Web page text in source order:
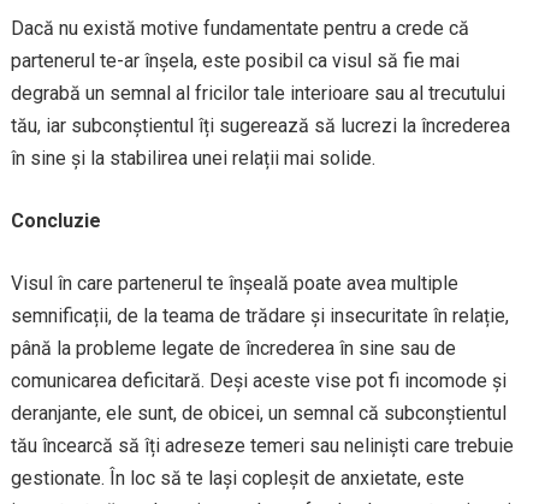
Dacă nu există motive fundamentate pentru a crede că
partenerul te-ar înșela, este posibil ca visul să fie mai
degrabă un semnal al fricilor tale interioare sau al trecutului
tău, iar subconștientul îți sugerează să lucrezi la încrederea
în sine și la stabilirea unei relații mai solide.
Concluzie
Visul în care partenerul te înșeală poate avea multiple
semnificații, de la teama de trădare și insecuritate în relație,
până la probleme legate de încrederea în sine sau de
comunicarea deficitară. Deși aceste vise pot fi incomode și
deranjante, ele sunt, de obicei, un semnal că subconștientul
tău încearcă să îți adreseze temeri sau neliniști care trebuie
gestionate. În loc să te lași copleșit de anxietate, este